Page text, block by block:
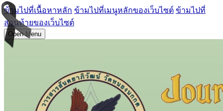
ข้ามไปที่เนื้อหาหลัก ข้ามไปที่เมนูหลักของเว็บไซต์ ข้ามไปที่
ส่วนท้ายของเว็บไซต์
Open Menu